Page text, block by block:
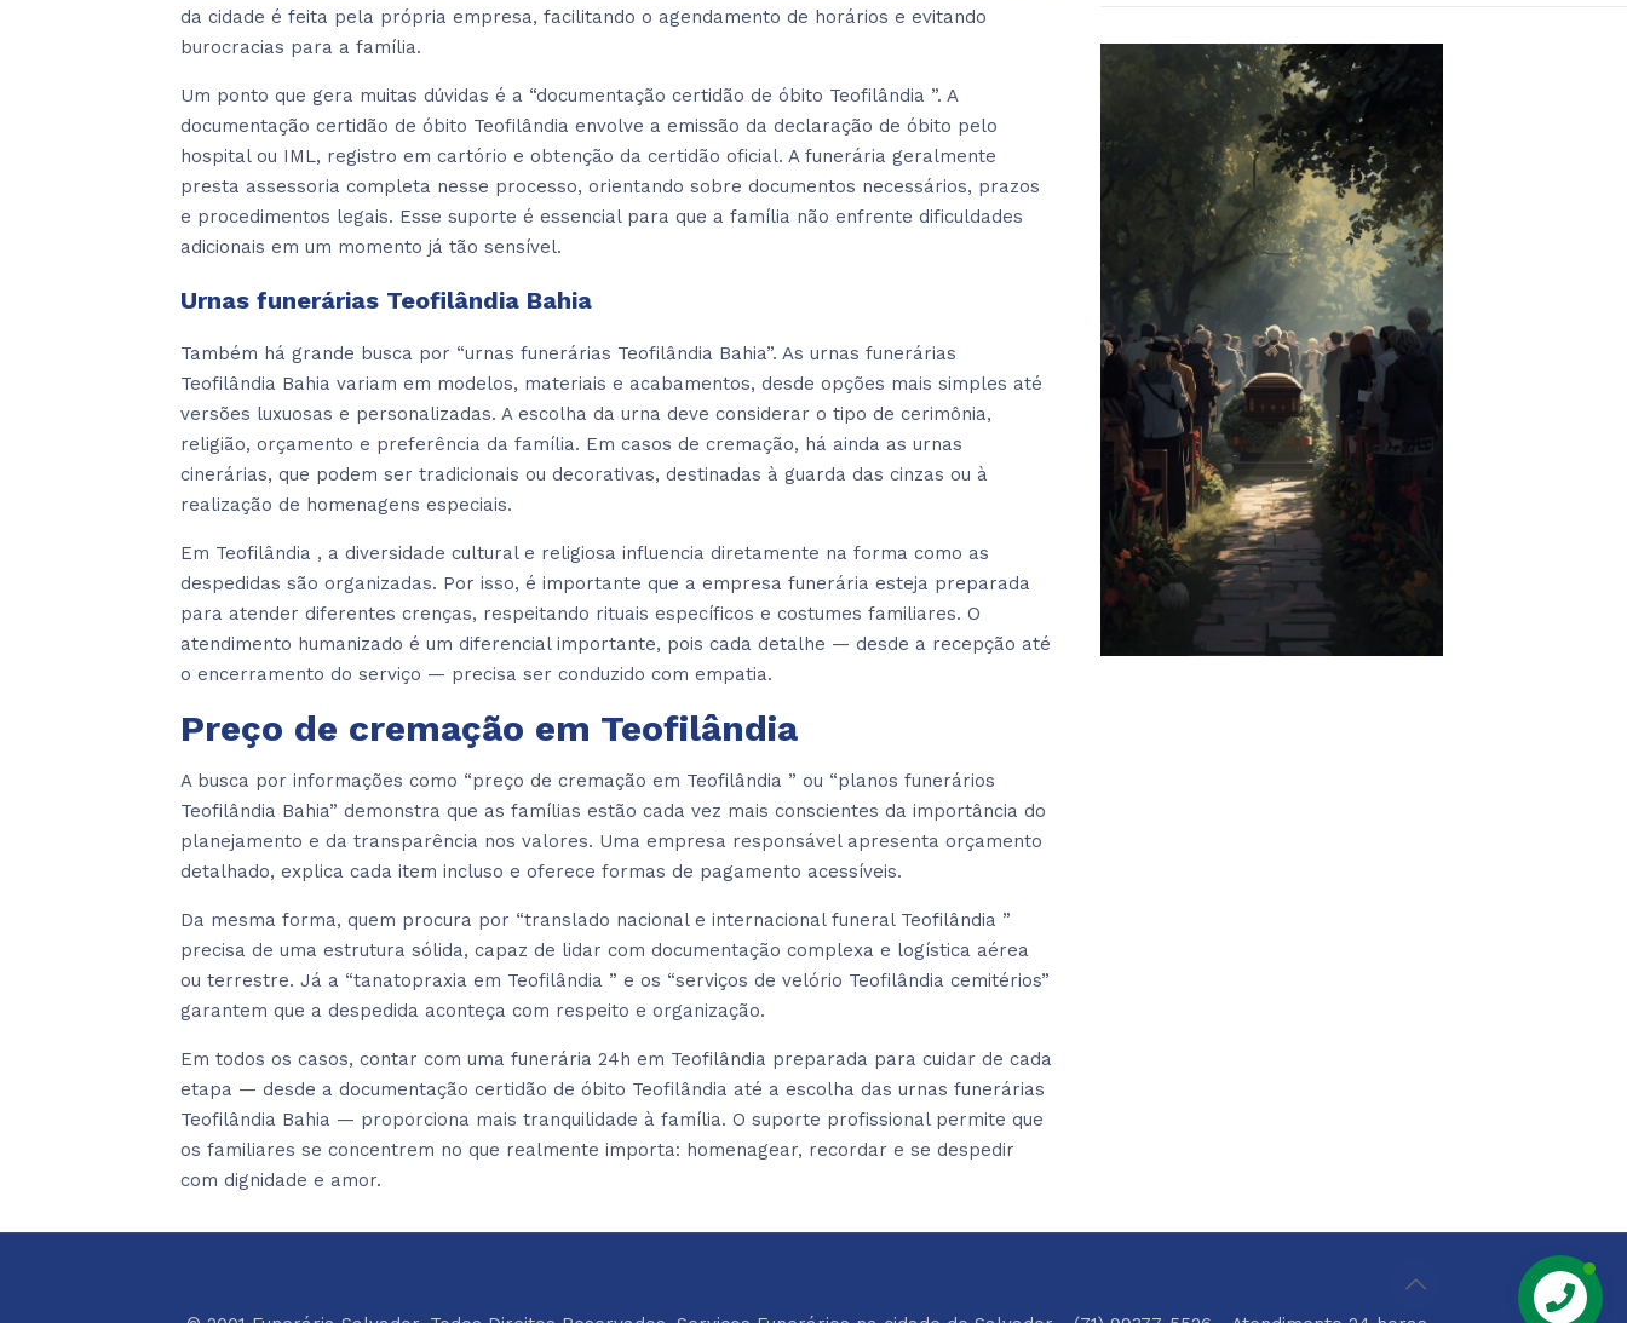
da cidade é feita pela própria empresa, facilitando o agendamento de horários e evitando
burocracias para a família.
Um ponto que gera muitas dúvidas é a “documentação certidão de óbito Teofilândia ”. A
documentação certidão de óbito Teofilândia envolve a emissão da declaração de óbito pelo
hospital ou IML, registro em cartório e obtenção da certidão oficial. A funerária geralmente
presta assessoria completa nesse processo, orientando sobre documentos necessários, prazos
e procedimentos legais. Esse suporte é essencial para que a família não enfrente dificuldades
adicionais em um momento já tão sensível.
Urnas funerárias Teofilândia Bahia
Também há grande busca por “urnas funerárias Teofilândia Bahia”. As urnas funerárias
Teofilândia Bahia variam em modelos, materiais e acabamentos, desde opções mais simples até
versões luxuosas e personalizadas. A escolha da urna deve considerar o tipo de cerimônia,
religião, orçamento e preferência da família. Em casos de cremação, há ainda as urnas
cinerárias, que podem ser tradicionais ou decorativas, destinadas à guarda das cinzas ou à
realização de homenagens especiais.
Em Teofilândia , a diversidade cultural e religiosa influencia diretamente na forma como as
despedidas são organizadas. Por isso, é importante que a empresa funerária esteja preparada
para atender diferentes crenças, respeitando rituais específicos e costumes familiares. O
atendimento humanizado é um diferencial importante, pois cada detalhe — desde a recepção até
o encerramento do serviço — precisa ser conduzido com empatia.
Preço de cremação em Teofilândia
A busca por informações como “preço de cremação em Teofilândia ” ou “planos funerários
Teofilândia Bahia” demonstra que as famílias estão cada vez mais conscientes da importância do
planejamento e da transparência nos valores. Uma empresa responsável apresenta orçamento
detalhado, explica cada item incluso e oferece formas de pagamento acessíveis.
Da mesma forma, quem procura por “translado nacional e internacional funeral Teofilândia ”
precisa de uma estrutura sólida, capaz de lidar com documentação complexa e logística aérea
ou terrestre. Já a “tanatopraxia em Teofilândia ” e os “serviços de velório Teofilândia cemitérios”
garantem que a despedida aconteça com respeito e organização.
Em todos os casos, contar com uma funerária 24h em Teofilândia preparada para cuidar de cada
etapa — desde a documentação certidão de óbito Teofilândia até a escolha das urnas funerárias
Teofilândia Bahia — proporciona mais tranquilidade à família. O suporte profissional permite que
os familiares se concentrem no que realmente importa: homenagear, recordar e se despedir
com dignidade e amor.
Chame Aqui